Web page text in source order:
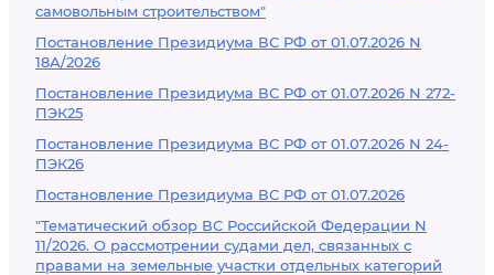
самовольным строительством"
Постановление Президиума ВС РФ от 01.07.2026 N
18А/2026
Постановление Президиума ВС РФ от 01.07.2026 N 272-
ПЭК25
Постановление Президиума ВС РФ от 01.07.2026 N 24-
ПЭК26
Постановление Президиума ВС РФ от 01.07.2026
"Тематический обзор ВС Российской Федерации N
11/2026. О рассмотрении судами дел, связанных с
правами на земельные участки отдельных категорий